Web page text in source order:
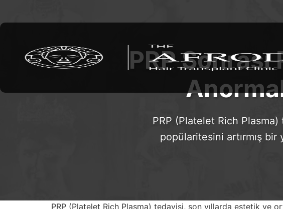
PRP
PRP (Platelet Rich
popülaritesini artırmış
PRP (Platelet Rich Plasma) tedavisi, son yıllarda estetik ve